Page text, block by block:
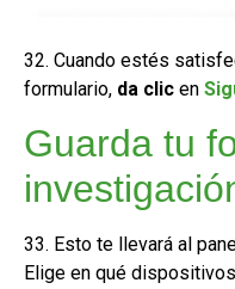
32. Cuando estés
formulario, da clic en
Guarda tu
33. Esto te llevará al
Elige en qué